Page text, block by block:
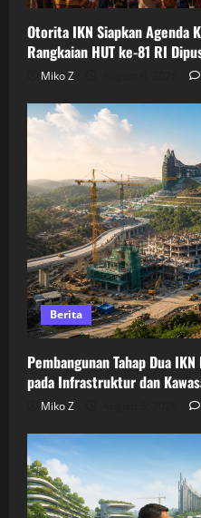
Otorita IKN Siapkan Agenda
Rangkaian HUT ke-81 RI
Miko Z
Berita
Pembangunan Tahap Dua
pada Infrastruktur dan
Miko Z